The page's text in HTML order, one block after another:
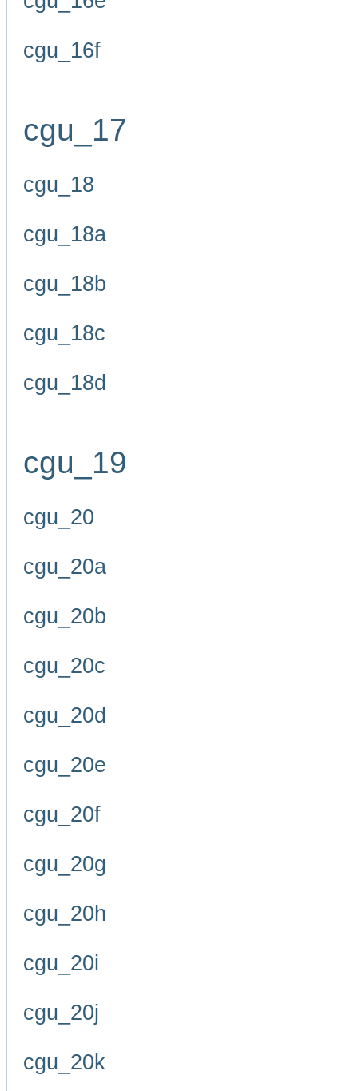
cgu_16f
cgu_17
cgu_18
cgu_18a
cgu_18b
cgu_18c
cgu_18d
cgu_19
cgu_20
cgu_20a
cgu_20b
cgu_20c
cgu_20d
cgu_20e
cgu_20f
cgu_20g
cgu_20h
cgu_20i
cgu_20j
cgu_20k